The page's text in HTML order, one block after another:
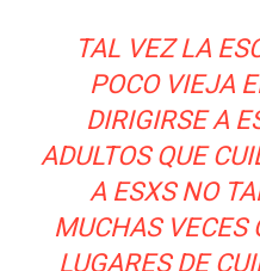
TAL VEZ LA
POCO VIEJA
DIRIGIRSE A
ADULTOS QUE
A ESXS NO
MUCHAS VECES
LUGARES DE